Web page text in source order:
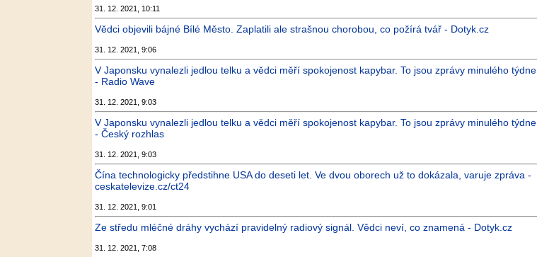
31. 12. 2021, 10:11
Vědci objevili bájné Bílé Město. Zaplatili ale strašnou chorobou, co požírá tvář - Dotyk.cz
31. 12. 2021, 9:06
V Japonsku vynalezli jedlou telku a vědci měří spokojenost kapybar. To jsou zprávy minulého týdne
- Radio Wave
31. 12. 2021, 9:03
V Japonsku vynalezli jedlou telku a vědci měří spokojenost kapybar. To jsou zprávy minulého týdne
- Český rozhlas
31. 12. 2021, 9:03
Čína technologicky předstihne USA do deseti let. Ve dvou oborech už to dokázala, varuje zpráva -
ceskatelevize.cz/ct24
31. 12. 2021, 9:01
Ze středu mléčné dráhy vychází pravidelný radiový signál. Vědci neví, co znamená - Dotyk.cz
31. 12. 2021, 7:08